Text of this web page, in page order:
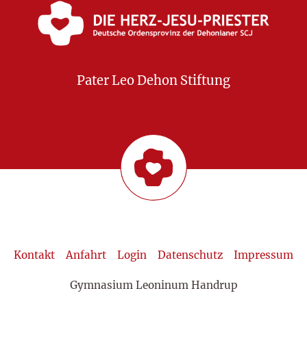
Pater Leo Dehon Stiftung
Kontakt Anfahrt Login Datenschutz Impressum
Gymnasium Leoninum Handrup